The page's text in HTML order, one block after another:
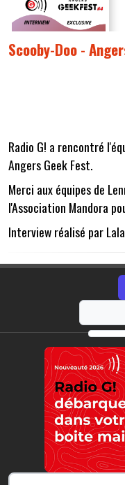
Scooby-Doo -
Radio G! a rencontré
Angers Geek Fest.
Merci aux équipes de
l'Association Mandora
Interview réalisé par